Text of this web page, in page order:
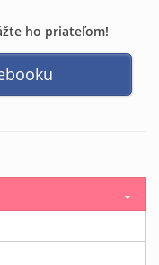
ho priateľom!